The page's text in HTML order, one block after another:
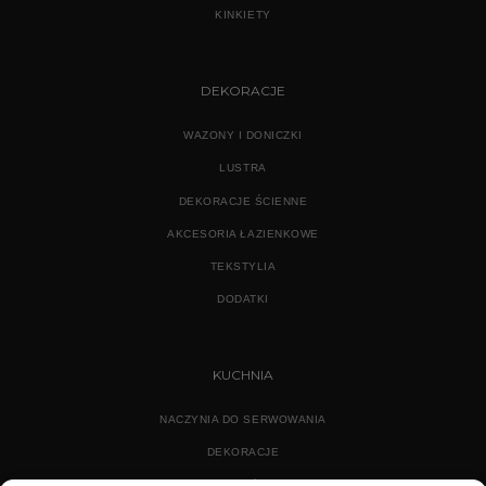
KINKIETY
DEKORACJE
WAZONY I DONICZKI
LUSTRA
DEKORACJE ŚCIENNE
AKCESORIA ŁAZIENKOWE
TEKSTYLIA
DODATKI
KUCHNIA
NACZYNIA DO SERWOWANIA
DEKORACJE